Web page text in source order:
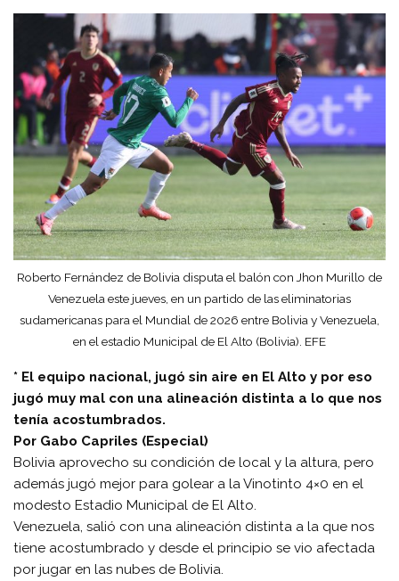
Roberto Fernández de Bolivia disputa el balón con Jhon Murillo de
Venezuela este jueves, en un partido de las eliminatorias
sudamericanas para el Mundial de 2026 entre Bolivia y Venezuela,
en el estadio Municipal de El Alto (Bolivia). EFE
* El equipo nacional, jugó sin aire en El Alto y por eso
jugó muy mal con una alineación distinta a lo que nos
tenía acostumbrados.
Por Gabo Capriles (Especial)
Bolivia aprovecho su condición de local y la altura, pero
además jugó mejor para golear a la Vinotinto 4×0 en el
modesto Estadio Municipal de El Alto.
Venezuela, salió con una alineación distinta a la que nos
tiene acostumbrado y desde el principio se vio afectada
por jugar en las nubes de Bolivia.